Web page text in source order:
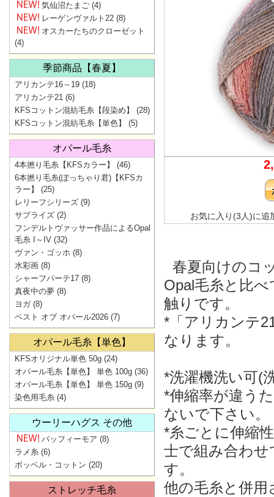
お気に入り(3人)に追
春夏向けのコ
Opal毛糸と比
触りです。
*「アリカンテ
なります。
*洗濯機洗い可(
*伸縮率が違う
ないで下さい。
*糸ごとに伸縮
士で組み合わ
す。
他の毛糸と併
気仙沼たまご (4)
レーゲンヴァルト22 (8)
オスカーたちのクローゼット
(4)
季節商品【春夏】
アリカンテ16～19 (18)
アリカンテ21 (6)
KFSコットン混紡毛糸【段染め】
(28)
KFSコットン混紡毛糸【単色】
(5)
オパール毛糸
4本撚り毛糸【KFSカラー】
(46)
6本撚り毛糸(ぽっちゃり君)【KFSカ
ラー】
(25)
レリーフシリーズ (9)
サプライズ (2)
フンデルトヴァッサー作品によるOpal
毛糸 I～IV (32)
ヴァン・ゴッホ (8)
水彩画 (8)
シャーフパーテ17 (8)
真夜中の夢 (8)
ヨガ(8)
ベスト オブ オパール2026 (7)
オパール毛糸【単色】
KFSオリジナル単色 50g (24)
オパール毛糸【単色】 単色 100g (36)
オパール毛糸【単色】 単色 150g (9)
染色用毛糸 (4)
ウーリーハグス その他
パッフィーモア (8)
ラメ糸 (6)
ボッベル・コットン (20)
ストレッチ毛糸